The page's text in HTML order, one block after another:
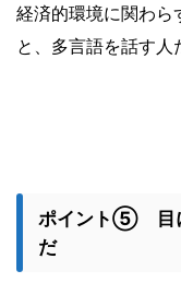
経済的環境に関わら
と、多言語を話す人
ポイント⑤ 目に
だ